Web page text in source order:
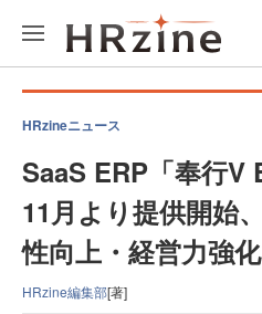
HRzineニュース
SaaS ERP「奉行V
11月より提供開始
性向上・経営力強
HRzine編集部[著]